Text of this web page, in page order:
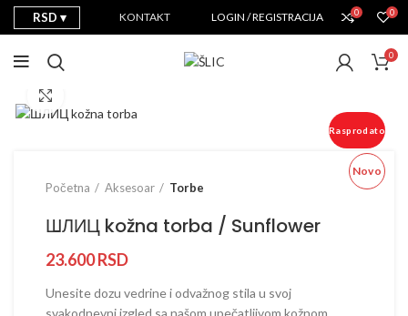
RSD KONTAKT LOGIN / REGISTRACIJA 0 0
0
Rasprodato
Novo
Početna Aksesoar Torbe
ШЛИЦ kožna torba / Sunflower
23.600RSD
Unesite dozu vedrine i odvažnog stila u svoj